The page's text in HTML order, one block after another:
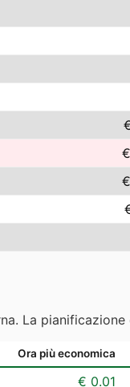
La
Ora più economica
€ 0.01